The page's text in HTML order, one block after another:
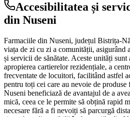
Accesibilitatea și
din Nuseni
Farmaciile din Nuseni, județul Bistrița-
viața de zi cu zi a comunității, asigurând
și servicii de sănătate. Aceste unități sunt
apropierea cartierelor rezidențiale, a
frecventate de locuitori, facilitând astfel
pentru toți cei care au nevoie de
Nuseni beneficiază de avantajul de a
mică, ceea ce le permite să obțină rapid
necesare fără a fi nevoiți să parcurgă